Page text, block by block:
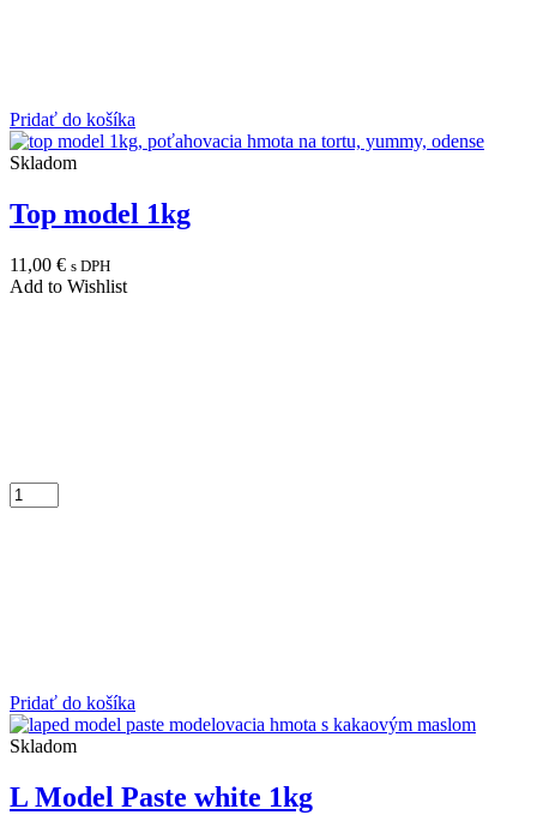
Pridať do košíka
Skladom
Top model 1kg
11,00 € s DPH
Add to Wishlist
Pridať do košíka
Skladom
L Model Paste white 1kg